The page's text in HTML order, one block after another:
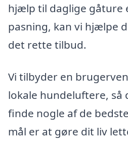
hjælp til daglige gåture
pasning, kan vi hjælpe
det rette tilbud.
Vi tilbyder en
lokale hundeluftere, så
finde nogle af de
mål er at gøre dit liv